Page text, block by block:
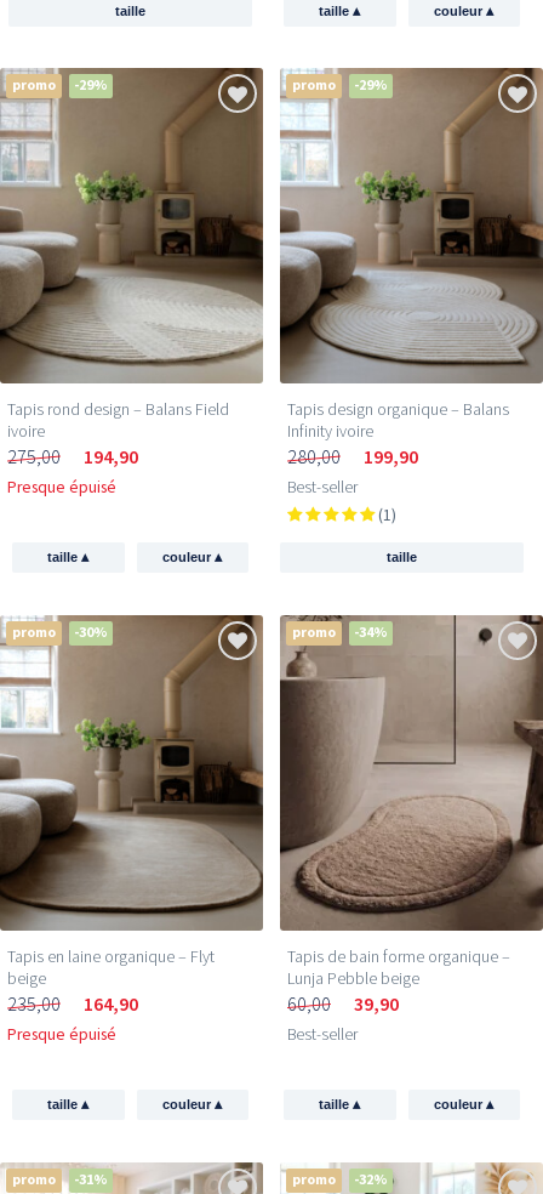
taille taille▴ couleur▴
promo -29%
Tapis rond design – Balans Field
ivoire
275,00 194,90
Presque épuisé
taille▴ couleur▴
promo -29%
Tapis design organique – Balans
Infinity ivoire
280,00 199,90
Best-seller
(1)
taille
promo -30%
Tapis en laine organique – Flyt
beige
235,00 164,90
Presque épuisé
taille▴ couleur▴
promo -34%
Tapis de bain forme organique –
Lunja Pebble beige
60,00 39,90
Best-seller
taille▴ couleur▴
promo -31% promo -32%